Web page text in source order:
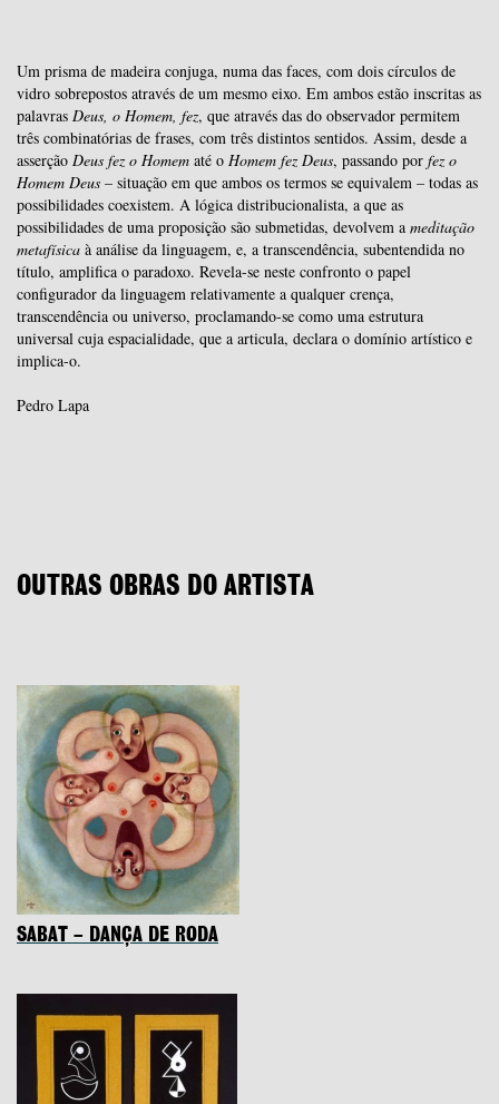
Um prisma de madeira conjuga, numa das faces, com dois círculos de
vidro sobrepostos através de um mesmo eixo. Em ambos estão inscritas as
palavras Deus, o Homem, fez, que através das do observador permitem
três combinatórias de frases, com três distintos sentidos. Assim, desde a
asserção Deus fez o Homem até o Homem fez Deus, passando por fez o
Homem Deus – situação em que ambos os termos se equivalem – todas as
possibilidades coexistem. A lógica distribucionalista, a que as
possibilidades de uma proposição são submetidas, devolvem a meditação
metafísica à análise da linguagem, e, a transcendência, subentendida no
título, amplifica o paradoxo. Revela-se neste confronto o papel
configurador da linguagem relativamente a qualquer crença,
transcendência ou universo, proclamando-se como uma estrutura
universal cuja espacialidade, que a articula, declara o domínio artístico e
implica-o.
Pedro Lapa
OUTRAS OBRAS DO ARTISTA
SABAT – DANÇA DE RODA